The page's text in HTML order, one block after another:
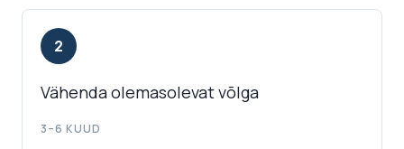
2
Vähenda olemasolevat võlga
3–6 KUUD